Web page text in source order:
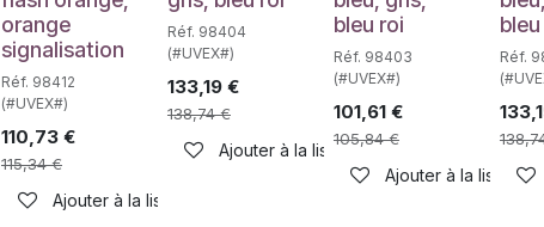
orange
signalisation
Réf. 98412
(#UVEX#)
110,73 €
115,34€
Ajouter à la liste de souhaits
Réf. 98404
(#UVEX#)
133,19€
138,74€
Ajouter à la liste de souhaits
bleu roi
Réf. 98403
(#UVEX#)
101,61€
105,84€
Ajouter à la liste de
Réf.